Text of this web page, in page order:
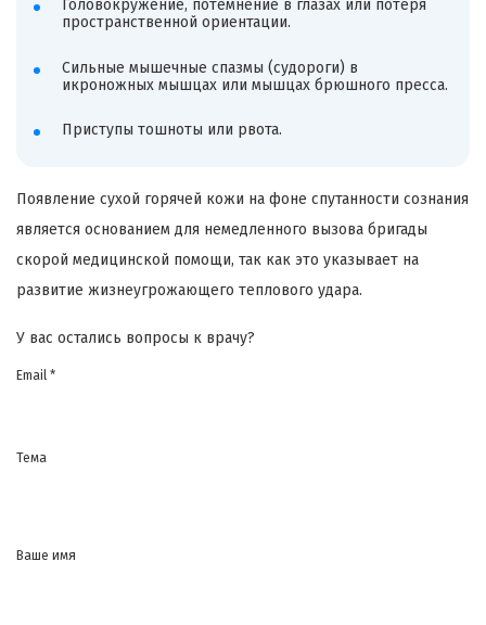
Головокружение, потемнение в глазах или потеря
пространственной ориентации.
Сильные мышечные спазмы (судороги) в
икроножных мышцах или мышцах брюшного пресса.
Приступы тошноты или рвота.
Появление сухой горячей кожи на фоне спутанности сознания
является основанием для немедленного вызова бригады
скорой медицинской помощи, так как это указывает на
развитие жизнеугрожающего теплового удара.
У вас остались вопросы к врачу?
Email *
Тема
Ваше имя